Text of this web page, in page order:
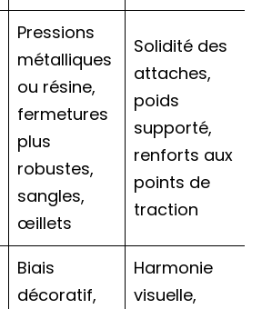
Pressions
métalliques
ou résine,
fermetures
plus
robustes,
sangles,
œillets
Solidité des
attaches,
poids
supporté,
renforts aux
points de
traction
Biais
décoratif,
Harmonie
visuelle,